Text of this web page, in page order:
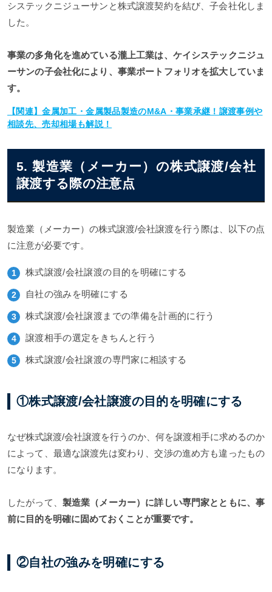
システックニジューサンと株式譲渡契約を結び、子会社化しま
した。
事業の多角化を進めている瀧上工業は、ケイシステックニジュ
ーサンの子会社化により、事業ポートフォリオを拡大していま
す。
【関連】金属加工・金属製品製造のM&A・事業承継！譲渡事例や
相談先、売却相場も解説！
5. 製造業（メーカー）の株式譲渡/会社
譲渡する際の注意点
製造業（メーカー）の株式譲渡/会社譲渡を行う際は、以下の点
に注意が必要です。
株式譲渡/会社譲渡の目的を明確にする
自社の強みを明確にする
株式譲渡/会社譲渡までの準備を計画的に行う
譲渡相手の選定をきちんと行う
株式譲渡/会社譲渡の専門家に相談する
①株式譲渡/会社譲渡の目的を明確にする
なぜ株式譲渡/会社譲渡を行うのか、何を譲渡相手に求めるのか
によって、最適な譲渡先は変わり、交渉の進め方も違ったもの
になります。
したがって、 製造業（メーカー）に詳しい専門家とともに、事
前に目的を明確に固めておくことが重要です。
②自社の強みを明確にする